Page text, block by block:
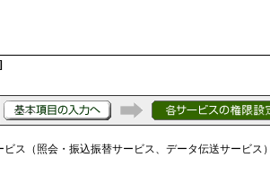
ビス（照会・振込振替サービス、データ伝送サービス